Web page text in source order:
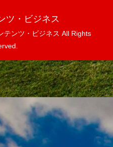
ツ・ビジネス
ンツ・ビジネス All Rights